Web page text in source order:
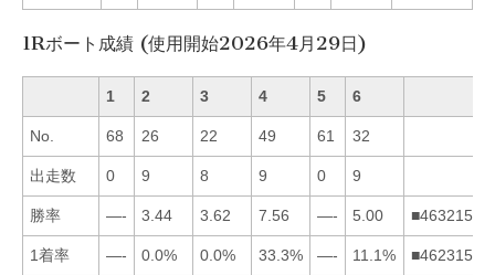
1Rボート成績 (使用開始2026年4月29日)
1 2 3 4 5 6
No. 68 26 22 49 61 32
出走数 0 9 8 9 0 9
勝率 —- 3.44 3.62 7.56 —- 5.00 ■463215
1着率 —- 0.0% 0.0% 33.3% —- 11.1% ■462315